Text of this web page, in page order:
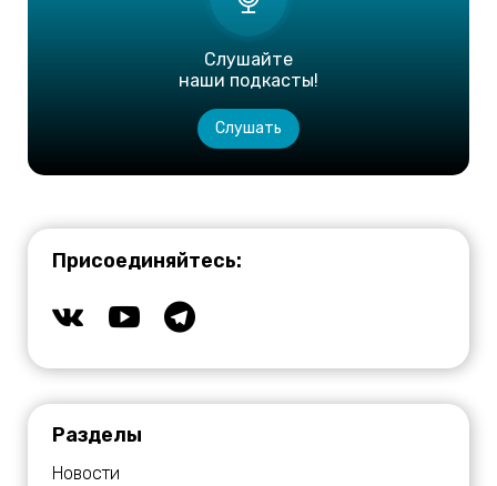
Слушайте
наши подкасты!
Слушать
Присоединяйтесь:
Разделы
Новости